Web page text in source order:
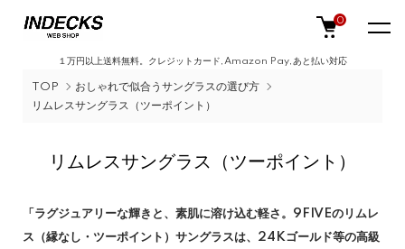
１万円以上送料無料。クレジットカード,Amazon Pay,あと払い対応
0
TOP
おしゃれで似合うサングラスの選び方
リムレスサングラス（ツーポイント）
リムレスサングラス（ツーポイント）
「ラグジュアリーな輝きと、素肌に溶け込む軽さ。9FIVEのリムレ
ス（縁なし・ツーポイント）サングラスは、24Kゴールド等の高級